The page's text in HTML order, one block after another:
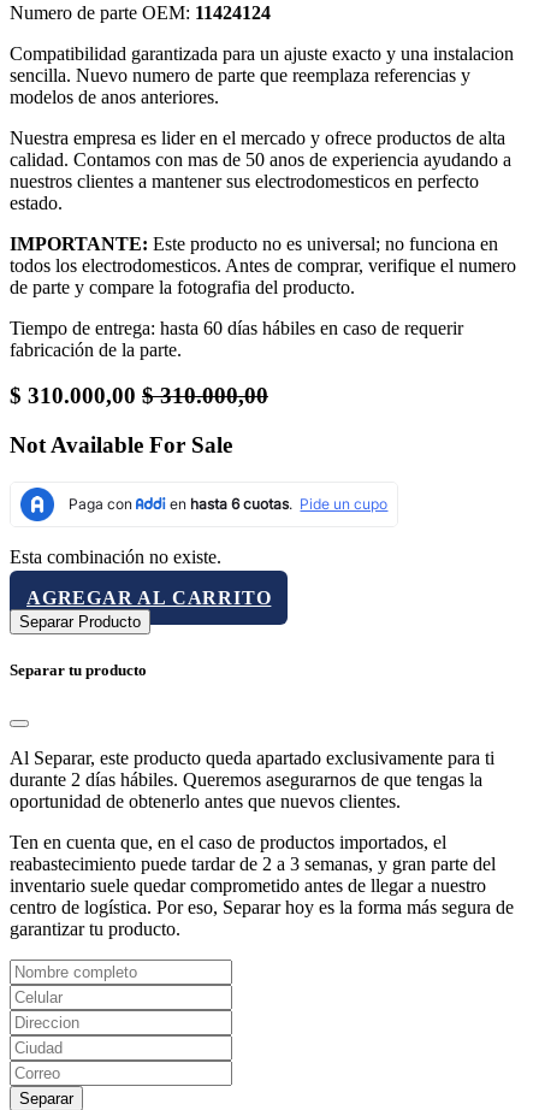
Numero de parte OEM: 11424124
Compatibilidad garantizada para un ajuste exacto y una instalacion
sencilla. Nuevo numero de parte que reemplaza referencias y
modelos de anos anteriores.
Nuestra empresa es lider en el mercado y ofrece productos de alta
calidad. Contamos con mas de 50 anos de experiencia ayudando a
nuestros clientes a mantener sus electrodomesticos en perfecto
estado.
IMPORTANTE: Este producto no es universal; no funciona en
todos los electrodomesticos. Antes de comprar, verifique el numero
de parte y compare la fotografia del producto.
Tiempo de entrega: hasta 60 días hábiles en caso de requerir
fabricación de la parte.
$ 310.000,00 $310.000,00
Not Available For Sale
Esta combinación no existe.
AGREGAR AL CARRITO
Separar Producto
Separar tu producto
Al Separar, este producto queda apartado exclusivamente para ti
durante 2 días hábiles. Queremos asegurarnos de que tengas la
oportunidad de obtenerlo antes que nuevos clientes.
Ten en cuenta que, en el caso de productos importados, el
reabastecimiento puede tardar de 2 a 3 semanas, y gran parte del
inventario suele quedar comprometido antes de llegar a nuestro
centro de logística. Por eso, Separar hoy es la forma más segura de
garantizar tu producto.
Separar